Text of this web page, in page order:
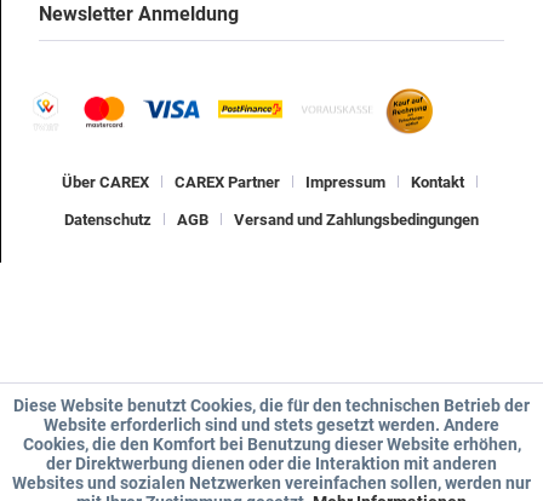
Newsletter Anmeldung
Über CAREX CAREX Partner Impressum Kontakt
Datenschutz AGB Versand und Zahlungsbedingungen
Diese Website benutzt Cookies, die für den technischen Betrieb der
Website erforderlich sind und stets gesetzt werden. Andere
Cookies, die den Komfort bei Benutzung dieser Website erhöhen,
der Direktwerbung dienen oder die Interaktion mit anderen
Websites und sozialen Netzwerken vereinfachen sollen, werden nur